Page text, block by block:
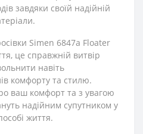
завдяки своїй надійній
Simen 6847a Floater
це справжній витвір
навіть
комфорту та стилю.
ваш комфорт та з увагою
надійним супутником у
життя.